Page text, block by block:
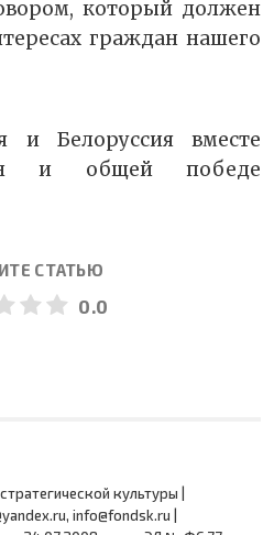
который должен
граждан нашего
и Белоруссия вместе
и общей победе
СТАТЬЮ
0.0
культуры |
info@fondsk.ru |